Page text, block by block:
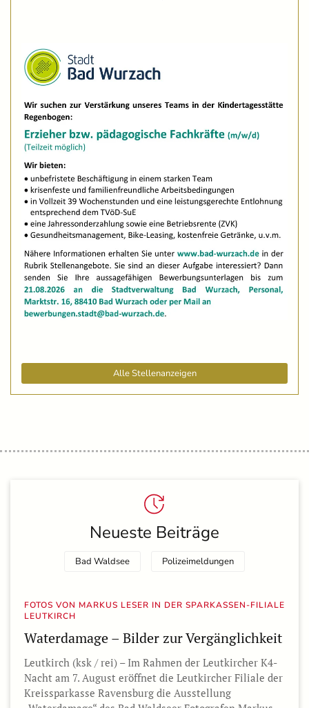
Alle Stellenanzeigen
Neueste Beiträge
Bad Waldsee Polizeimeldungen
FOTOS VON MARKUS LESER IN DER SPARKASSEN-FILIALE
LEUTKIRCH
Waterdamage – Bilder zur Vergänglichkeit
Leutkirch (ksk / rei) – Im Rahmen der Leutkircher K4-
Nacht am 7. August eröffnet die Leutkircher Filiale der
Kreissparkasse Ravensburg die Ausstellung